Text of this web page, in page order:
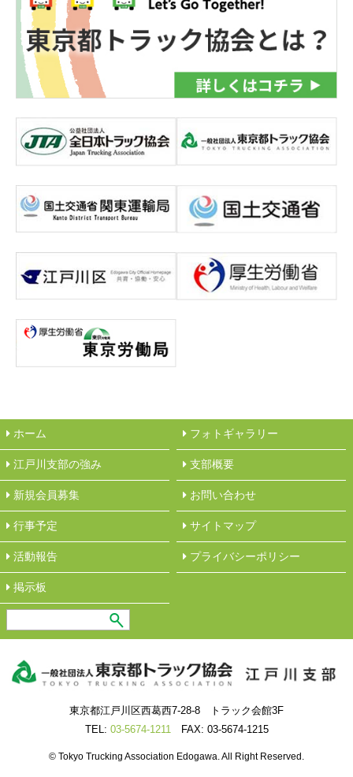
ホーム
江戸川支部の強み
新規会員募集
行事予定
活動報告
︎掲示板
フォトギャラリー
︎支部概要
︎お問い合わせ
サイトマップ
︎プライバシーポリシー
東京都江戸川区西葛西7-28-8 トラック会館3F
TEL: 03-5674-1211 FAX: 03-5674-1215
© Tokyo Trucking Association Edogawa. All Right Reserved.